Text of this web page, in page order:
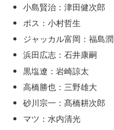
小島賢治：津田健次郎
ボス：小村哲生
ジャッカル富岡：福島潤
浜田広志：石井康嗣
黒塩遼：岩崎諒太
高橋勝也：三野雄大
砂川宗一：髙橋耕次郎
マツ：水内清光